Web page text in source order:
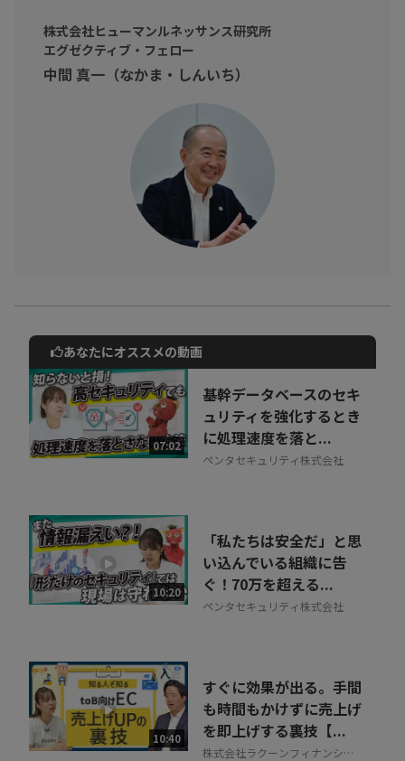
SINIC理論の概念を知り、これからの未来の社会についての知識を
深めましょう！！
株式会社ヒューマンルネッサンス研究所
エグゼクティブ・フェロー
中間 真一（なかま・しんいち）
動画でご紹介しているサービスについて
お気軽にご相談・ご質問いただけます！
30秒でお申し込み可能
相談を希望する 無料
あなたにオススメの動画
07:02
基幹データベースのセキ
ュリティを強化するとき
に処理速度を落と...
ペンタセキュリティ株式会社
10:20
「私たちは安全だ」と思
い込んでいる組織に告
ぐ！70万を超える...
ペンタセキュリティ株式会社
10:40
すぐに効果が出る。手間
も時間もかけずに売上げ
を即上げする裏技【...
株式会社ラクーンフィナンシャ